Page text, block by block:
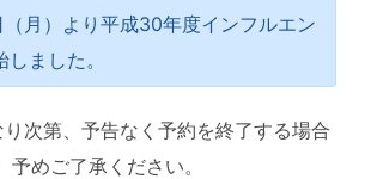
月）より平成30年度インフルエン
ました。
次第、予告なく予約を終了する場合
めご了承ください。